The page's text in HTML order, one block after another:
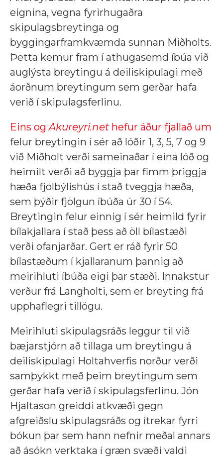
eignina, vegna fyrirhugaðra
skipulagsbreytinga og
byggingarframkvæmda sunnan Miðholts.
Þetta kemur fram í athugasemd íbúa við
auglýsta breytingu á deiliskipulagi með
áorðnum breytingum sem gerðar hafa
verið í skipulagsferlinu.
Eins ogAkureyri.net hefur áður fjallað um
felur breytingin í sér að lóðir 1, 3, 5, 7 og 9
við Miðholt verði sameinaðar í eina lóð og
heimilt verði að byggja þar fimm þriggja
hæða fjölbýlishús í stað tveggja hæða,
sem þýðir fjölgun íbúða úr 30 í 54.
Breytingin felur einnig í sér heimild fyrir
bílakjallara í stað þess að öll bílastæði
verði ofanjarðar. Gert er ráð fyrir 50
bílastæðum í kjallaranum þannig að
meirihluti íbúða eigi þar stæði. Innakstur
verður frá Langholti, sem er breyting frá
upphaflegri tillögu.
Meirihluti skipulagsráðs leggur til við
bæjarstjórn að tillaga um breytingu á
deiliskipulagi Holtahverfis norður verði
samþykkt með þeim breytingum sem
gerðar hafa verið í skipulagsferlinu. Jón
Hjaltason greiddi atkvæði gegn
afgreiðslu skipulagsráðs og ítrekar fyrri
bókun þar sem hann nefnir meðal annars
að ásókn verktaka í græn svæði valdi